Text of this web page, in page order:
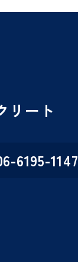
リート
6195-1147